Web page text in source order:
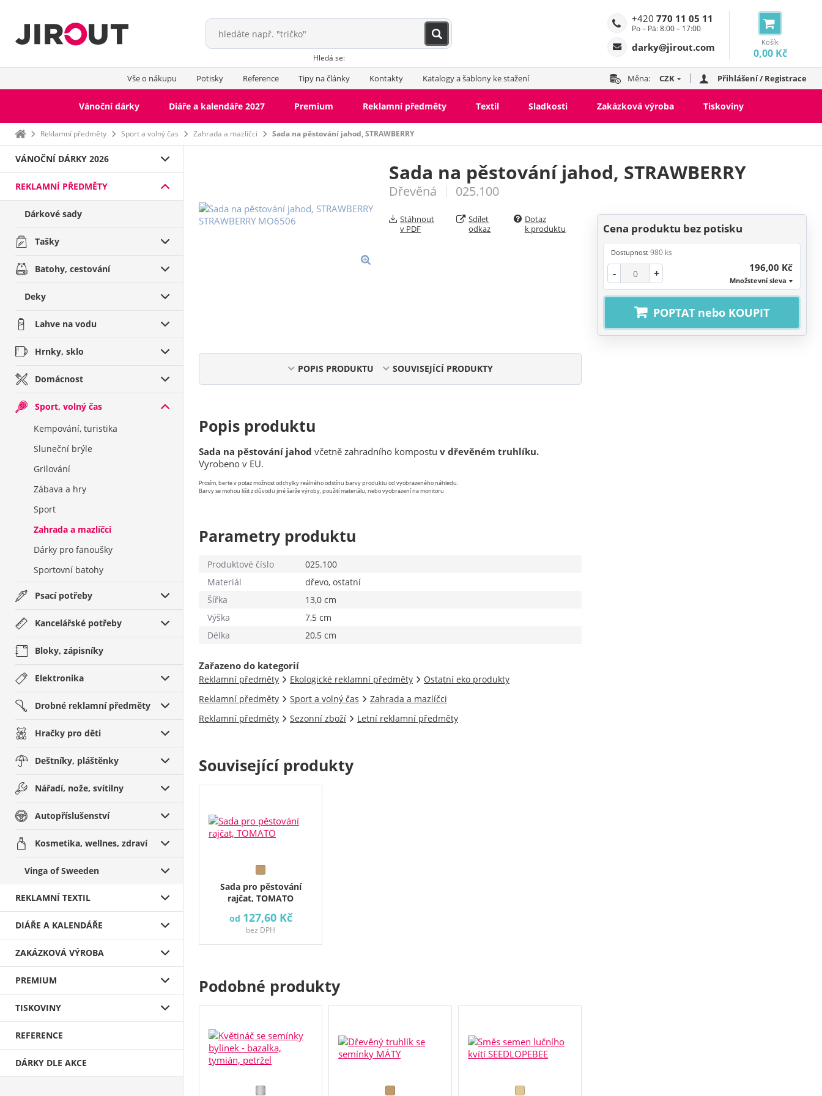
Košík
0,00 Kč
+420 770 11 05 11
Po – Pá: 8:00 – 17:00
darky@jirout.com
Hledá se:
Vše o nákupu Potisky Reference Tipy na články Kontakty Katalogy a šablony ke stažení Měna: CZK Přihlášení / Registrace
Vánoční dárky Diáře a kalendáře 2027 Premium Reklamní předměty Textil Sladkosti Zakázková výroba Tiskoviny
Domů Reklamní předměty Sport a volný čas Zahrada a mazlíčci Sada na pěstování jahod, STRAWBERRY
VÁNOČNÍ DÁRKY 2026
REKLAMNÍ PŘEDMĚTY
Dárkové sady
Tašky
Batohy, cestování
Deky
Lahve na vodu
Hrnky, sklo
Domácnost
Sport, volný čas
Kempování, turistika
Sluneční brýle
Grilování
Zábava a hry
Sport
Zahrada a mazlíčci
Dárky pro fanoušky
Sportovní batohy
Psací potřeby
Kancelářské potřeby
Bloky, zápisníky
Elektronika
Drobné reklamní předměty
Hračky pro děti
Deštníky, pláštěnky
Nářadí, nože, svítilny
Autopříslušenství
Kosmetika, wellnes, zdraví
Vinga of Sweeden
REKLAMNÍ TEXTIL
DIÁŘE A KALENDÁŘE
ZAKÁZKOVÁ VÝROBA
PREMIUM
TISKOVINY
REFERENCE
DÁRKY DLE AKCE
Sada na pěstování jahod, STRAWBERRY
Dřevěná 025.100
Cena produktu bez potisku
Dostupnost980 ks
- + 196,00 Kč
Množstevní sleva
POPTAT nebo KOUPIT
Stáhnout
v PDF
Sdílet
odkaz
Dotaz
k produktu
POPIS PRODUKTU SOUVISEJÍCÍ PRODUKTY
Popis produktu
Sada na pěstování jahod včetně zahradního kompostu v dřevěném truhlíku.
Vyrobeno v EU.
Prosím, berte v potaz možnost odchylky reálného odstínu barvy produktu od vyobrazeného náhledu.
Barvy se mohou lišit z důvodu jiné šarže výroby, použití materiálu, nebo vyobrazení na monitoru
Parametry produktu
Produktové číslo
025.100
Materiál
dřevo, ostatní
Šířka
13,0 cm
Výška
7,5 cm
Délka
20,5 cm
Zařazeno do kategorií
Reklamní předměty Ekologické reklamní předměty
Ostatní eko produkty
Reklamní předměty
Sport a volný čas
Zahrada a mazlíčci
Reklamní předměty
Sezonní zboží Letní reklamní předměty
Související produkty
Sada pro pěstování
rajčat, TOMATO
od 127,60 Kč
bez DPH
Podobné produkty